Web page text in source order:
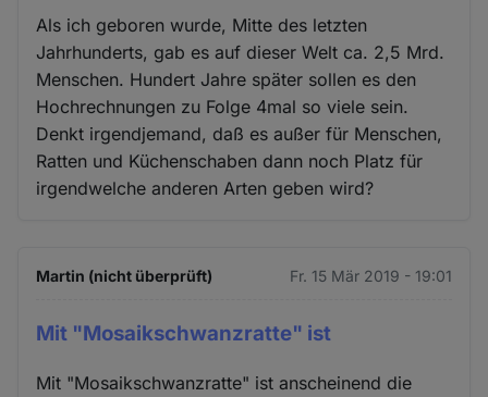
Als ich geboren wurde, Mitte des letzten
Jahrhunderts, gab es auf dieser Welt ca. 2,5 Mrd.
Menschen. Hundert Jahre später sollen es den
Hochrechnungen zu Folge 4mal so viele sein.
Denkt irgendjemand, daß es außer für Menschen,
Ratten und Küchenschaben dann noch Platz für
irgendwelche anderen Arten geben wird?
Martin (nicht überprüft) Fr. 15 Mär 2019 - 19:01
Mit "Mosaikschwanzratte" ist
Mit "Mosaikschwanzratte" ist anscheinend die